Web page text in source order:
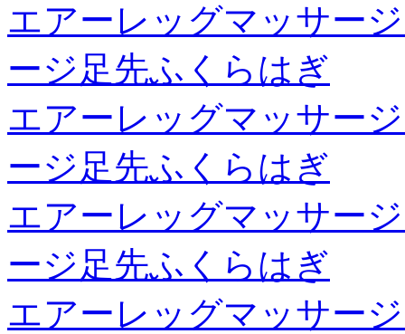
エアーレッグマッサー
ージ足先ふくらはぎ
エアーレッグマッサー
ージ足先ふくらはぎ
エアーレッグマッサー
ージ足先ふくらはぎ
エアーレッグマッサー